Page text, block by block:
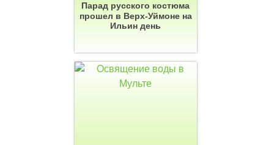
Парад русского костюма
прошел в Верх-Уймоне на
Ильин день